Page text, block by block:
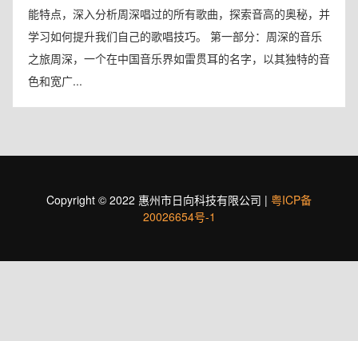
能特点，深入分析周深唱过的所有歌曲，探索音高的奥秘，并
学习如何提升我们自己的歌唱技巧。 第一部分：周深的音乐
之旅周深，一个在中国音乐界如雷贯耳的名字，以其独特的音
色和宽广...
Copyright © 2022 惠州市日向科技有限公司 | 粤ICP备
20026654号-1